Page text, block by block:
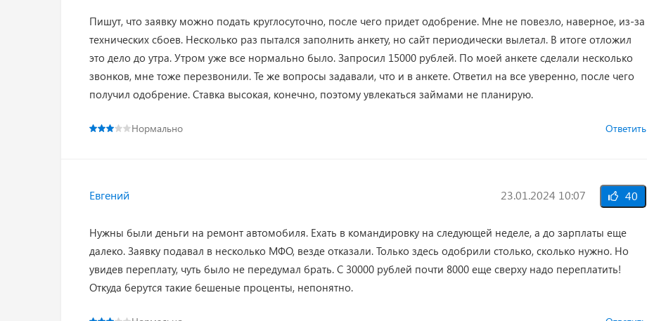
Пишут, что заявку можно подать круглосуточно, после чего придет одобрение. Мне не повезло, наверное, из-за
технических сбоев. Несколько раз пытался заполнить анкету, но сайт периодически вылетал. В итоге отложил
это дело до утра. Утром уже все нормально было. Запросил 15000 рублей. По моей анкете сделали несколько
звонков, мне тоже перезвонили. Те же вопросы задавали, что и в анкете. Ответил на все уверенно, после чего
получил одобрение. Ставка высокая, конечно, поэтому увлекаться займами не планирую.
Нормально Ответить
Евгений 23.01.2024 10:07 40
Нужны были деньги на ремонт автомобиля. Ехать в командировку на следующей неделе, а до зарплаты еще
далеко. Заявку подавал в несколько МФО, везде отказали. Только здесь одобрили столько, сколько нужно. Но
увидев переплату, чуть было не передумал брать. С 30000 рублей почти 8000 еще сверху надо переплатить!
Откуда берутся такие бешеные проценты, непонятно.